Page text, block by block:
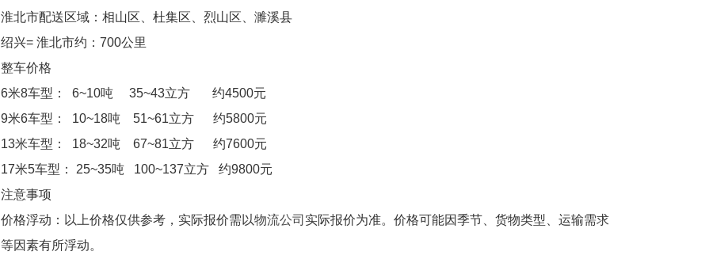
淮北市配送区域：相山区、杜集区、烈山区、濉溪县
绍兴= 淮北市约：700公里
整车价格
6米8车型： 6~10吨 35~43立方 约4500元
9米6车型： 10~18吨 51~61立方 约5800元
13米车型： 18~32吨 67~81立方 约7600元
17米5车型： 25~35吨 100~137立方 约9800元
注意事项
价格浮动：以上价格仅供参考，实际报价需以物流公司 实际报价为准。价格可能因季节、货物类型、运输需求
等因素有所浮动。